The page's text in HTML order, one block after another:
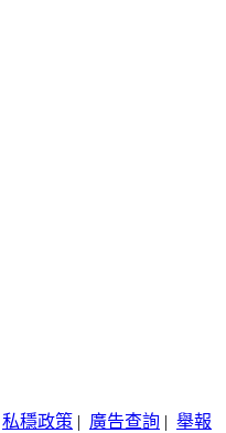
私穩政策 | 廣告查詢 | 舉報